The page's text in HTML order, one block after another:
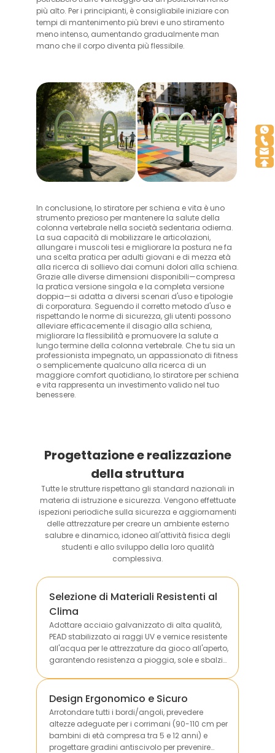
più alto. Per i principianti, è consigliabile iniziare con
tempi di mantenimento più brevi e uno stiramento
meno intenso, aumentando gradualmente man
mano che il corpo diventa più flessibile.
In conclusione, lo stiratore per schiena e vita è uno
strumento prezioso per mantenere la salute della
colonna vertebrale nella società sedentaria odierna.
La sua capacità di mobilizzare le articolazioni,
allungare i muscoli tesi e migliorare la postura ne fa
una scelta pratica per adulti giovani e di mezza età
alla ricerca di sollievo dai comuni dolori alla schiena.
Grazie alle diverse dimensioni disponibili—compresa
la pratica versione singola e la completa versione
doppia—si adatta a diversi scenari d'uso e tipologie
di corporatura. Seguendo il corretto metodo d'uso e
rispettando le norme di sicurezza, gli utenti possono
alleviare efficacemente il disagio alla schiena,
migliorare la flessibilità e promuovere la salute a
lungo termine della colonna vertebrale. Che tu sia un
professionista impegnato, un appassionato di fitness
o semplicemente qualcuno alla ricerca di un
maggiore comfort quotidiano, lo stiratore per schiena
e vita rappresenta un investimento valido nel tuo
benessere.
Progettazione e realizzazione
della struttura
Tutte le strutture rispettano gli standard nazionali in
materia di istruzione e sicurezza. Vengono effettuate
ispezioni periodiche sulla sicurezza e aggiornamenti
delle attrezzature per creare un ambiente esterno
salubre e dinamico, idoneo all'attività fisica degli
studenti e allo sviluppo della loro qualità
complessiva.
Selezione di Materiali Resistenti al
Clima
Adottare acciaio galvanizzato di alta qualità,
PEAD stabilizzato ai raggi UV e vernice resistente
all'acqua per le attrezzature da gioco all'aperto,
garantendo resistenza a pioggia, sole e sbalzi
Design Ergonomico e Sicuro
Arrotondare tutti i bordi/angoli, prevedere
altezze adeguate per i corrimani (90-110 cm per
bambini di età compresa tra 5 e 12 anni) e
progettare gradini antiscivolo per prevenire